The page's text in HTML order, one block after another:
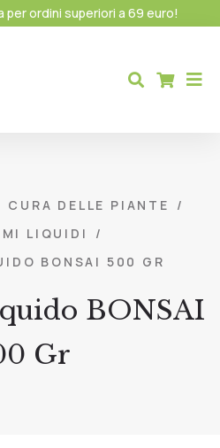
ordini superiori a 69 euro!
CURA DELLE PIANTE
/
LIQUIDI
/
BONSAI 500 GR
BONSAI
Gr